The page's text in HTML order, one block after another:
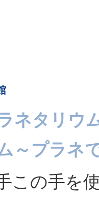
ネタリウ
～プラネ
この手を